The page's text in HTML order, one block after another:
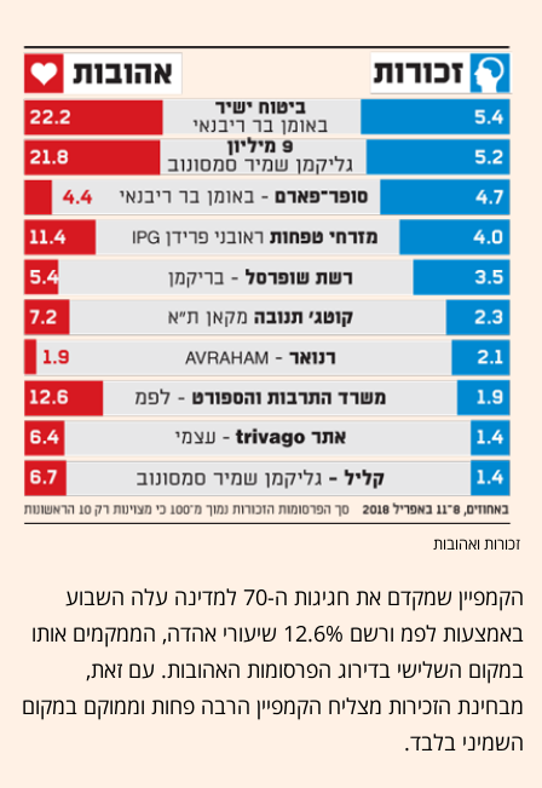
זכורות ואהובות
הקמפיין שמקדם את חגיגות ה-70 למדינה עלה השבוע
באמצעות לפמ ורשם 12.6% שיעורי אהדה, הממקמים אותו
במקום השלישי בדירוג הפרסומות האהובות. עם זאת,
מבחינת הזכירות מצליח הקמפיין הרבה פחות וממוקם במקום
השמיני בלבד.